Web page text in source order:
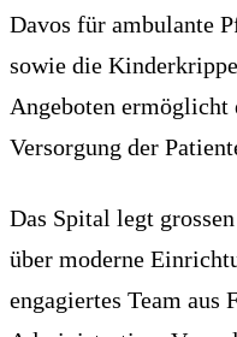
Davos für ambulante
sowie die
Angeboten
Versorgung der
Das Spital legt
über moderne
engagiertes Team